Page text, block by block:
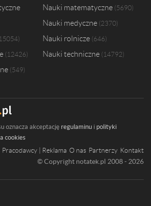
Nauki matematyczne 5690
Nauki medyczne 2370
15054 Nauki rolnicze 646
12426 Nauki techniczne 14792
549
oznacza akceptację regulaminu i polityki
cookies
Pracodawcy | Reklama O nas Partnerzy Kontakt
© Copyright notatek.pl 2008 - 2026